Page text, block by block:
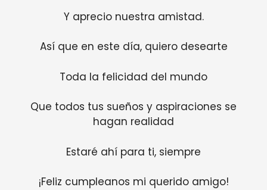
Y aprecio nuestra amistad.
Así que en este día, quiero desearte
Toda la felicidad del mundo
Que todos tus sueños y aspiraciones se
hagan realidad
Estaré ahí para ti, siempre
¡Feliz cumpleanos mi querido amigo!